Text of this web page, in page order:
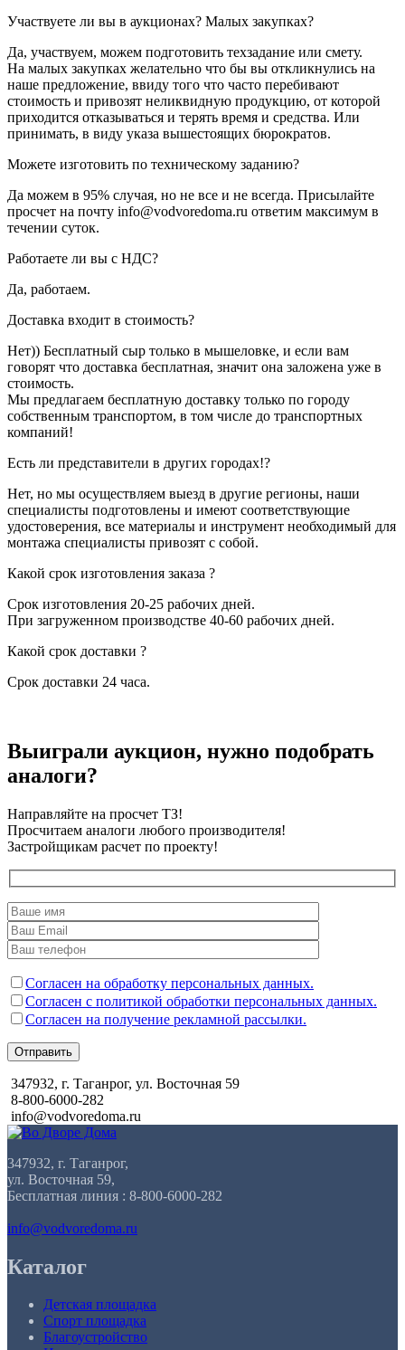
Участвуете ли вы в аукционах? Малых закупках?
Да, участвуем, можем подготовить техзадание или смету.
На малых закупках желательно что бы вы откликнулись на
наше предложение, ввиду того что часто перебивают
стоимость и привозят неликвидную продукцию, от которой
приходится отказываться и терять время и средства. Или
принимать, в виду указа вышестоящих бюрократов.
Можете изготовить по техническому заданию?
Да можем в 95% случая, но не все и не всегда. Присылайте
просчет на почту info@vodvoredoma.ru ответим максимум в
течении суток.
Работаете ли вы с НДС?
Да, работаем.
Доставка входит в стоимость?
Нет)) Бесплатный сыр только в мышеловке, и если вам
говорят что доставка бесплатная, значит она заложена уже в
стоимость.
Мы предлагаем бесплатную доставку только по городу
собственным транспортом, в том числе до транспортных
компаний!
Есть ли представители в других городах!?
Нет, но мы осуществляем выезд в другие регионы, наши
специалисты подготовлены и имеют соответствующие
удостоверения, все материалы и инструмент необходимый для
монтажа специалисты привозят с собой.
Какой срок изготовления заказа ?
Срок изготовления 20-25 рабочих дней.
При загруженном производстве 40-60 рабочих дней.
Какой срок доставки ?
Срок доставки 24 часа.
Выиграли аукцион, нужно подобрать
аналоги?
Направляйте на просчет ТЗ!
Просчитаем аналоги любого производителя!
Застройщикам расчет по проекту!
Согласен на обработку персональных данных.
Согласен с политикой обработки персональных данных.
Согласен на получение рекламной рассылки.
Отправить
347932, г. Таганрог, ул. Восточная 59
8-800-6000-282
info@vodvoredoma.ru
347932, г. Таганрог,
ул. Восточная 59,
Бесплатная линия : 8-800-6000-282
info@vodvoredoma.ru
Каталог
Детская площадка
Спорт площадка
Благоустройство